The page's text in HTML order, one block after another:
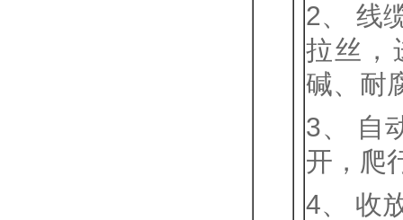
2、 线
拉丝，
碱、耐
3、 自
开，爬
4、 收